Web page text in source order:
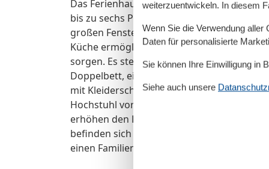
Das Ferienhaus Waterkant in Norddeich
bis zu sechs Personen. Der großzügige
großen Fenstern sorgt für eine helle,
Küche ermöglicht die Selbstversorgung,
sorgen. Es stehen drei separate
Doppelbett, ein weiteres mit Doppelbett
mit Kleiderschränken und Fliegengittern
Hochstuhl vorhanden. Der kostenlose
erhöhen den Komfort. Gemeinschaftlich
befinden sich ebenfalls im Haus. Hunde
einen Familienurlaub inkl. Haustier macht.
weiterzuentwickeln. In diesem
Wenn Sie die Verwendung
Daten für personalisierte
Sie können Ihre Einwilligung in
Siehe auch unsere